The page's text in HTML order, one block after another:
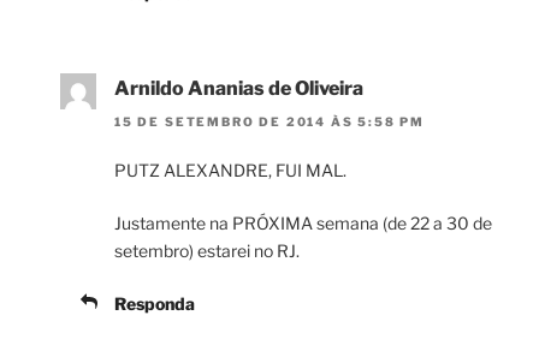
Arnildo Ananias de Oliveira
15 DE SETEMBRO DE 2014 ÀS 5:58 PM
PUTZ ALEXANDRE, FUI MAL.
Justamente na PRÓXIMA semana (de 22 a 30 de
setembro) estarei no RJ.
Responda